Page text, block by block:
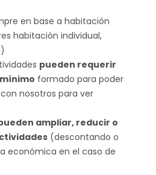
en base a habitación
habitación individual,
pueden requerir
formado para poder
nosotros para ver
ampliar, reducir o
(descontando o
económica en el caso de